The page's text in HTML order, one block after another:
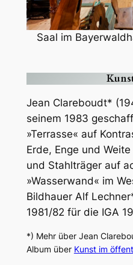
Saal im
Jean Clareboudt*
seinem 1983
»Terrasse« auf
Erde, Enge und
und Stahlträger auf
»Wasserwand« im
Bildhauer Alf
1981/82 für die IGA
*) Mehr über Jean
Album über Kunst im